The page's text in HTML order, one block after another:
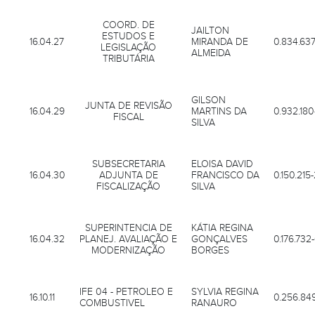
16.04.27
COORD. DE
ESTUDOS E
LEGISLAÇÃO
TRIBUTÁRIA
JAILTON
MIRANDA DE
ALMEIDA
16.04.29
JUNTA DE REVISÃO
FISCAL
GILSON
MARTINS DA
SILVA
16.04.30
SUBSECRETARIA
ADJUNTA DE
FISCALIZAÇÃO
ELOISA DAVID
FRANCISCO DA
SILVA
16.04.32
SUPERINTENCIA DE
PLANEJ. AVALIAÇÃO E
MODERNIZAÇÃO
KÁTIA REGINA
GONÇALVES
BORGES
16.10.11
IFE 04 - PETROLEO E
COMBUSTIVEL
SYLVIA REGINA
RANAURO